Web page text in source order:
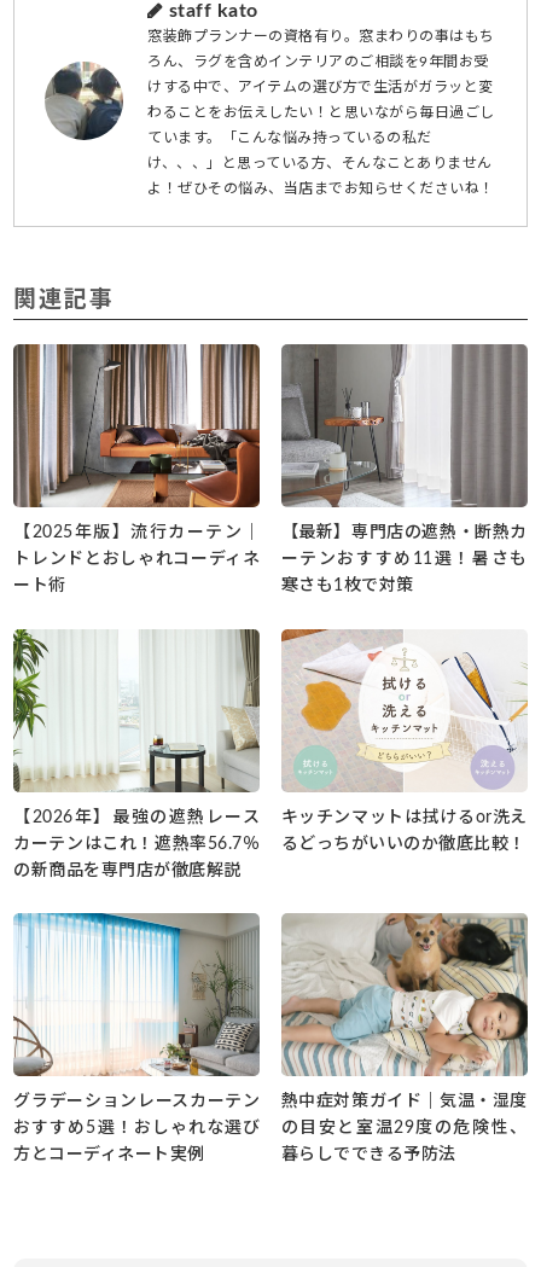
staff kato
窓装飾プランナーの資格有り。窓まわりの事はもち
ろん、ラグを含めインテリアのご相談を9年間お受
けする中で、アイテムの選び方で生活がガラッと変
わることをお伝えしたい！と思いながら毎日過ごし
ています。「こんな悩み持っているの私だ
け、、、」と思っている方、そんなことありません
よ！ぜひその悩み、当店までお知らせくださいね！
関連記事
【2025年版】流行カーテン｜
トレンドとおしゃれコーディネ
ート術
【最新】専門店の遮熱・断熱カ
ーテンおすすめ11選！暑さも
寒さも1枚で対策
【2026年】最強の遮熱レース
カーテンはこれ！遮熱率56.7％
の新商品を専門店が徹底解説
キッチンマットは拭けるor洗え
るどっちがいいのか徹底比較！
グラデーションレースカーテン
おすすめ5選！おしゃれな選び
方とコーディネート実例
熱中症対策ガイド｜気温・湿度
の目安と室温29度の危険性、
暮らしでできる予防法